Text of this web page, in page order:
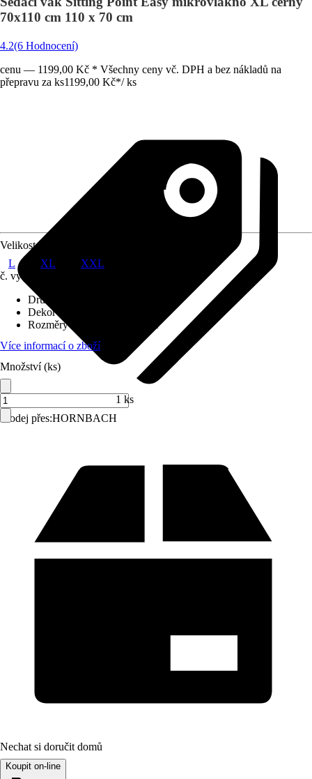
70x110 cm 110 x 70 cm
4.2(6 Hodnocení)
cenu — 1199,00 Kč * Všechny ceny vč. DPH a bez nákladů na
přepravu za ks1199,00 Kč*/ ks
Prodej přes:HORNBACH
Velikost
L
XL
XXL
č. výrobku
Druh výrobku
Dekor / vzor
Rozměry (ŠxV)
70 x 110 cm
Více informací o zboží
Množství (ks)
1 ks
Nechat si doručit domů
Koupit on-line